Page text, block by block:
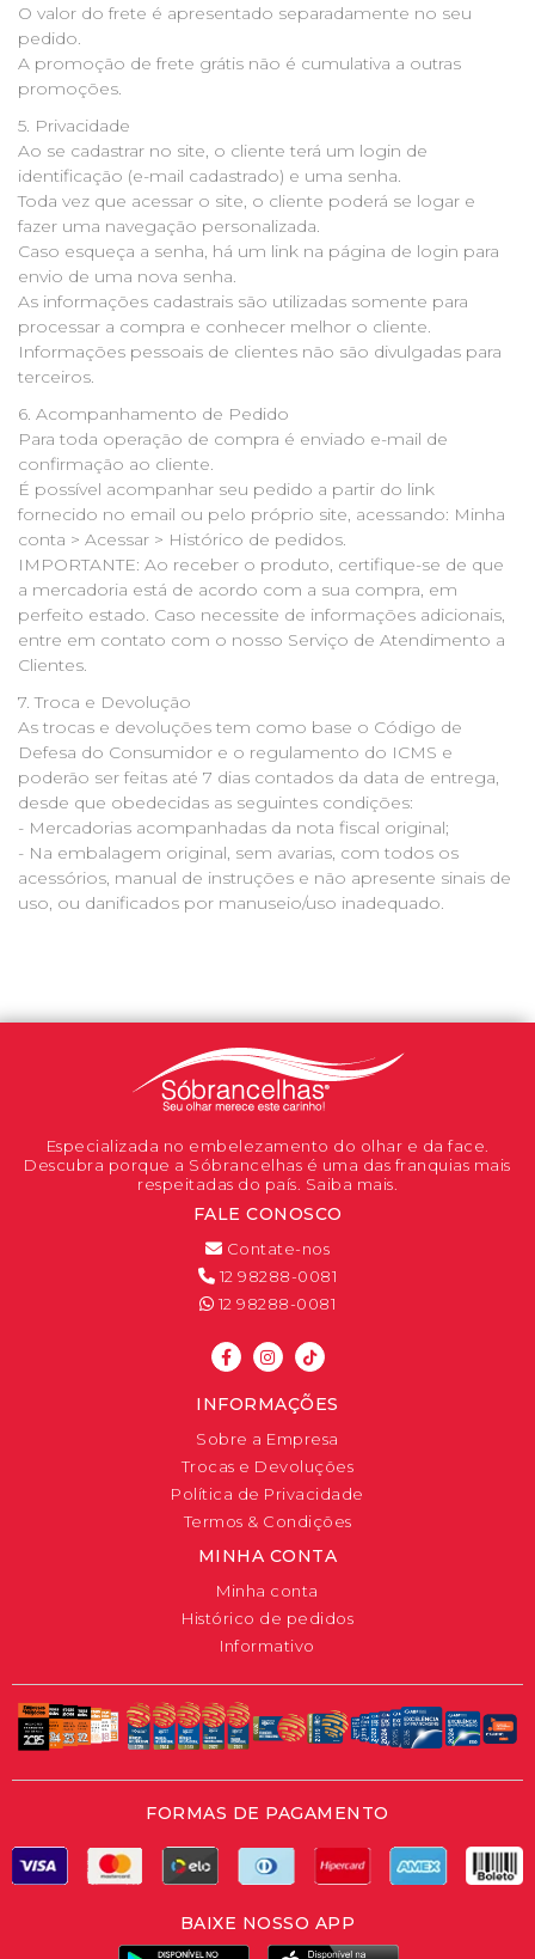
O valor do frete é apresentado separadamente no seu
pedido.
A promoção de frete grátis não é cumulativa a outras
promoções.
5. Privacidade
Ao se cadastrar no site, o cliente terá um login de
identificação (e-mail cadastrado) e uma senha.
Toda vez que acessar o site, o cliente poderá se logar e
fazer uma navegação personalizada.
Caso esqueça a senha, há um link na página de login para
envio de uma nova senha.
As informações cadastrais são utilizadas somente para
processar a compra e conhecer melhor o cliente.
Informações pessoais de clientes não são divulgadas para
terceiros.
6. Acompanhamento de Pedido
Para toda operação de compra é enviado e-mail de
confirmação ao cliente.
É possível acompanhar seu pedido a partir do link
fornecido no email ou pelo próprio site, acessando: Minha
conta > Acessar > Histórico de pedidos.
IMPORTANTE: Ao receber o produto, certifique-se de que
a mercadoria está de acordo com a sua compra, em
perfeito estado. Caso necessite de informações adicionais,
entre em contato com o nosso Serviço de Atendimento a
Clientes.
7. Troca e Devolução
As trocas e devoluções tem como base o Código de
Defesa do Consumidor e o regulamento do ICMS e
poderão ser feitas até 7 dias contados da data de entrega,
desde que obedecidas as seguintes condições:
- Mercadorias acompanhadas da nota fiscal original;
- Na embalagem original, sem avarias, com todos os
acessórios, manual de instruções e não apresente sinais de
uso, ou danificados por manuseio/uso inadequado.
Especializada no embelezamento do olhar e da face.
Descubra porque a Sóbrancelhas é uma das franquias mais
respeitadas do país. Saiba mais.
FALE CONOSCO
Contate-nos
12 98288-0081
12 98288-0081
INFORMAÇÕES
Sobre a Empresa
Trocas e Devoluções
Política de Privacidade
Termos & Condições
MINHA CONTA
Minha conta
Histórico de pedidos
Informativo
FORMAS DE PAGAMENTO
BAIXE NOSSO APP